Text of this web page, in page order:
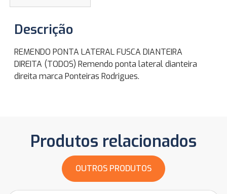
Descrição
REMENDO PONTA LATERAL FUSCA DIANTEIRA
DIREITA (TODOS) Remendo ponta lateral dianteira
direita marca Ponteiras Rodrigues.
Produtos relacionados
OUTROS PRODUTOS